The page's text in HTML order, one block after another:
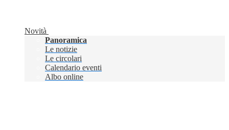
Novità
Panoramica
Le notizie
Le circolari
Calendario eventi
Albo online